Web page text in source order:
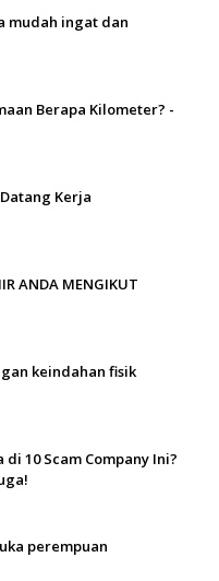
mudah ingat dan
Berapa Kilometer? -
Kerja
ANDA MENGIKUT
keindahan fisik
10 Scam Company Ini?
perempuan